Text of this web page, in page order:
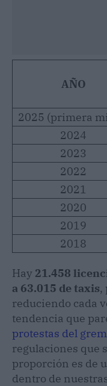
AÑO
2025 (primera
2024
2023
2022
2021
2020
2019
2018
Hay 21.458
a 63.015 de taxis,
reduciendo cada
tendencia que
protestas del
regulaciones que
proporción es de
dentro de